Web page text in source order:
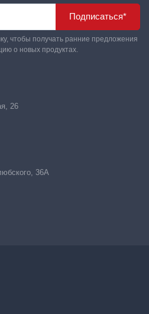
Подписаться*
чтобы получать ранние предложения
о новых продуктах.
26
36А